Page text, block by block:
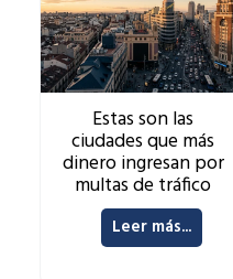
Estas son las
ciudades que más
dinero ingresan por
multas de tráfico
Leer más...